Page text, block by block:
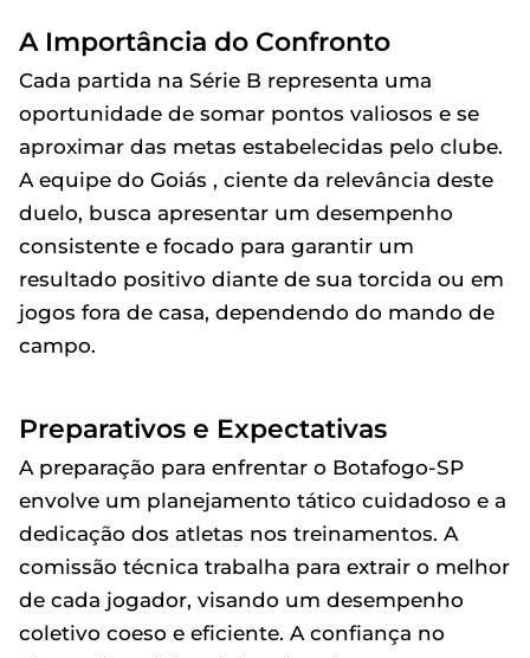
A Importância do Confronto
Cada partida na Série B representa uma
oportunidade de somar pontos valiosos e se
aproximar das metas estabelecidas pelo clube.
A equipe do Goiás , ciente da relevância deste
duelo, busca apresentar um desempenho
consistente e focado para garantir um
resultado positivo diante de sua torcida ou em
jogos fora de casa, dependendo do mando de
campo.
Preparativos e Expectativas
A preparação para enfrentar o Botafogo-SP
envolve um planejamento tático cuidadoso e a
dedicação dos atletas nos treinamentos. A
comissão técnica trabalha para extrair o melhor
de cada jogador, visando um desempenho
coletivo coeso e eficiente. A confiança no